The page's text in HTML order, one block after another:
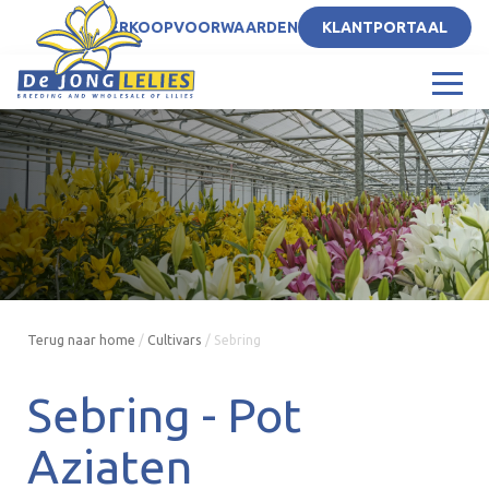
NLVERKOOPVOORWAARDEN KLANTPORTAAL
Terug naar home / Cultivars / Sebring
Sebring - Pot
Aziaten